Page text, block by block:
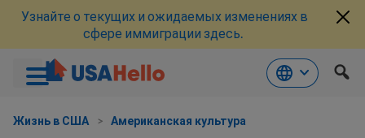
Узнайте о текущих и ожидаемых изменениях в
сфере иммиграции здесь.
Жизнь в США > Американская культура